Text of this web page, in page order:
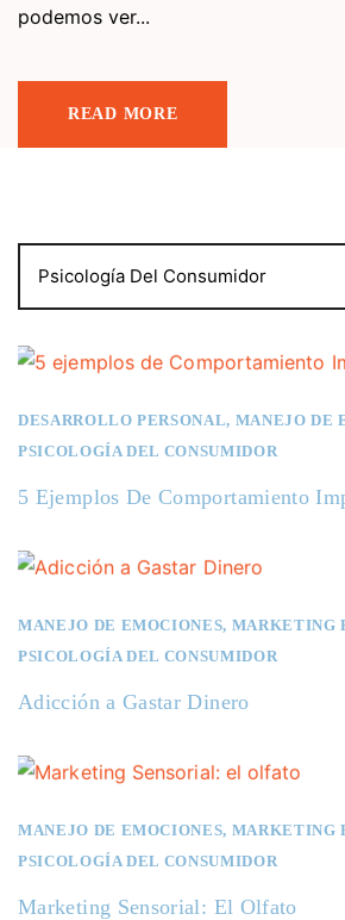
podemos ver...
READ MORE
Psicología Del Consumidor
DESARROLLO PERSONAL, MANEJO DE
PSICOLOGÍA DEL CONSUMIDOR
5 Ejemplos De Comportamiento
MANEJO DE EMOCIONES, MARKETING
PSICOLOGÍA DEL CONSUMIDOR
Adicción a Gastar Dinero
MANEJO DE EMOCIONES, MARKETING
PSICOLOGÍA DEL CONSUMIDOR
Marketing Sensorial: El Olfato